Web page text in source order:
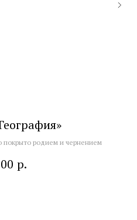
покрыто родием и чернением
р.